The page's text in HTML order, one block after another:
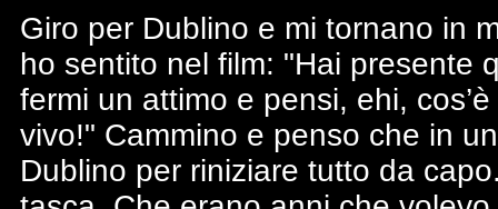
Giro per Dublino e mi tornano in
ho sentito nel film: "Hai presente
fermi un attimo e pensi, ehi,
vivo!" Cammino e penso che in
Dublino per riniziare tutto da